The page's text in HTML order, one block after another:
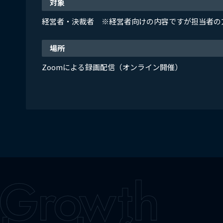
対象
経営者・決裁者 ※経営者向けの内容ですが担当者の
場所
Zoomによる録画配信（オンライン開催）